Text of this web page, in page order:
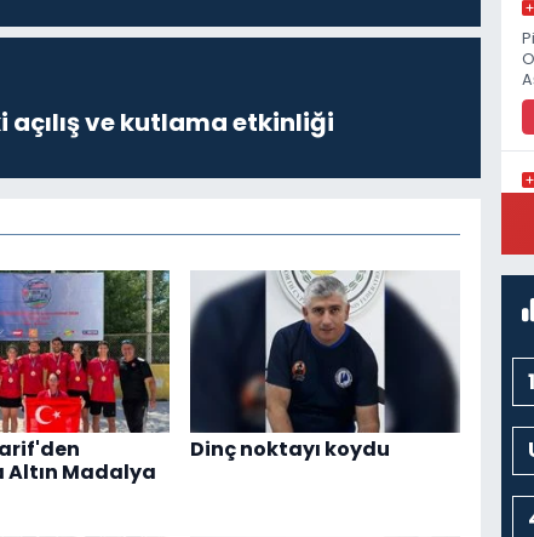
açılış ve kutlama etkinliği
Madalya
Dinç noktayı koydu